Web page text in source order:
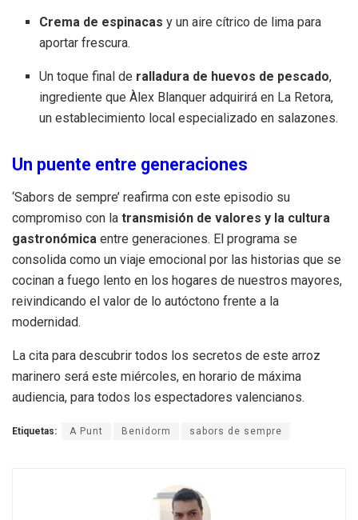
Crema de espinacas y un aire cítrico de lima para
aportar frescura.
Un toque final de ralladura de huevos de pescado,
ingrediente que Àlex Blanquer adquirirá en La Retora,
un establecimiento local especializado en salazones.
Un puente entre generaciones
‘Sabors de sempre’ reafirma con este episodio su
compromiso con la transmisión de valores y la cultura
gastronómica entre generaciones. El programa se
consolida como un viaje emocional por las historias que se
cocinan a fuego lento en los hogares de nuestros mayores,
reivindicando el valor de lo autóctono frente a la
modernidad.
La cita para descubrir todos los secretos de este arroz
marinero será este miércoles, en horario de máxima
audiencia, para todos los espectadores valencianos.
Etiquetas: A Punt Benidorm sabors de sempre